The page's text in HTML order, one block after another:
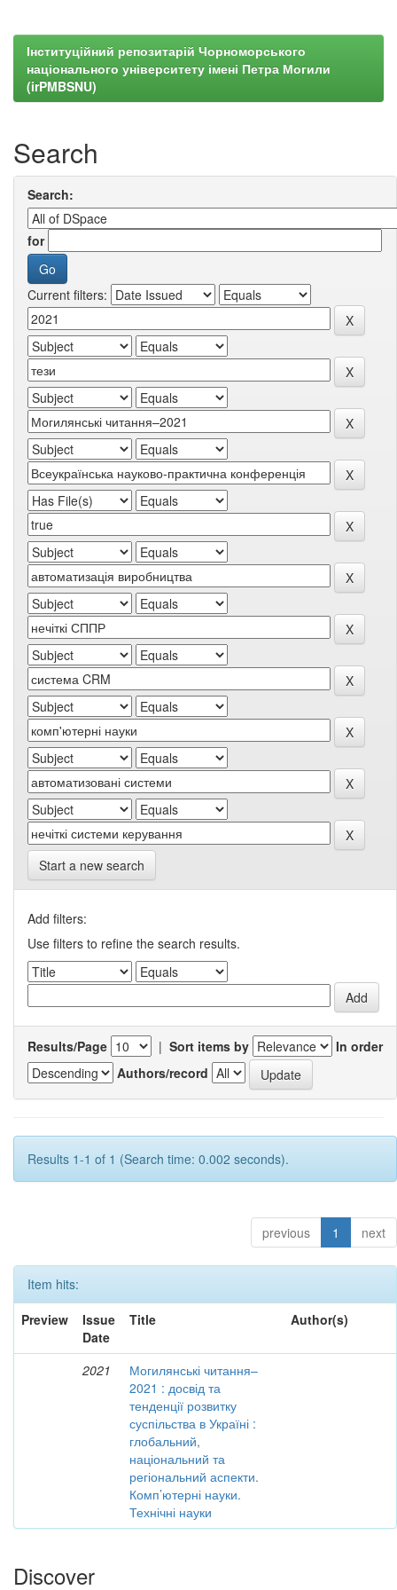
Інституційний репозитарій Чорноморського
національного університету імені Петра Могили
(irPMBSNU)
Search
Search:
for
Current filters:
Start a new search
Add filters:
Use filters to refine the search results.
Results/Page | Sort items by
In order
Authors/record
Results 1-1 of 1 (Search time: 0.002 seconds).
previous 1 next
Item hits:
Preview
Issue
Date
Title Author(s)
2021
Могилянські читання–
2021 : досвід та
тенденції розвитку
суспільства в Україні :
глобальний,
національний та
регіональний аспекти.
Комп’ютерні науки.
Технічні науки
Discover